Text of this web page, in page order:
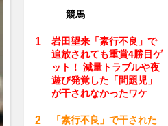
競馬
岩田望来「素行不良」で
追放されても重賞4勝目ゲ
ット！ 減量トラブルや夜
遊び発覚した「問題児」
が干されなかったワケ
「素行不良」で干された